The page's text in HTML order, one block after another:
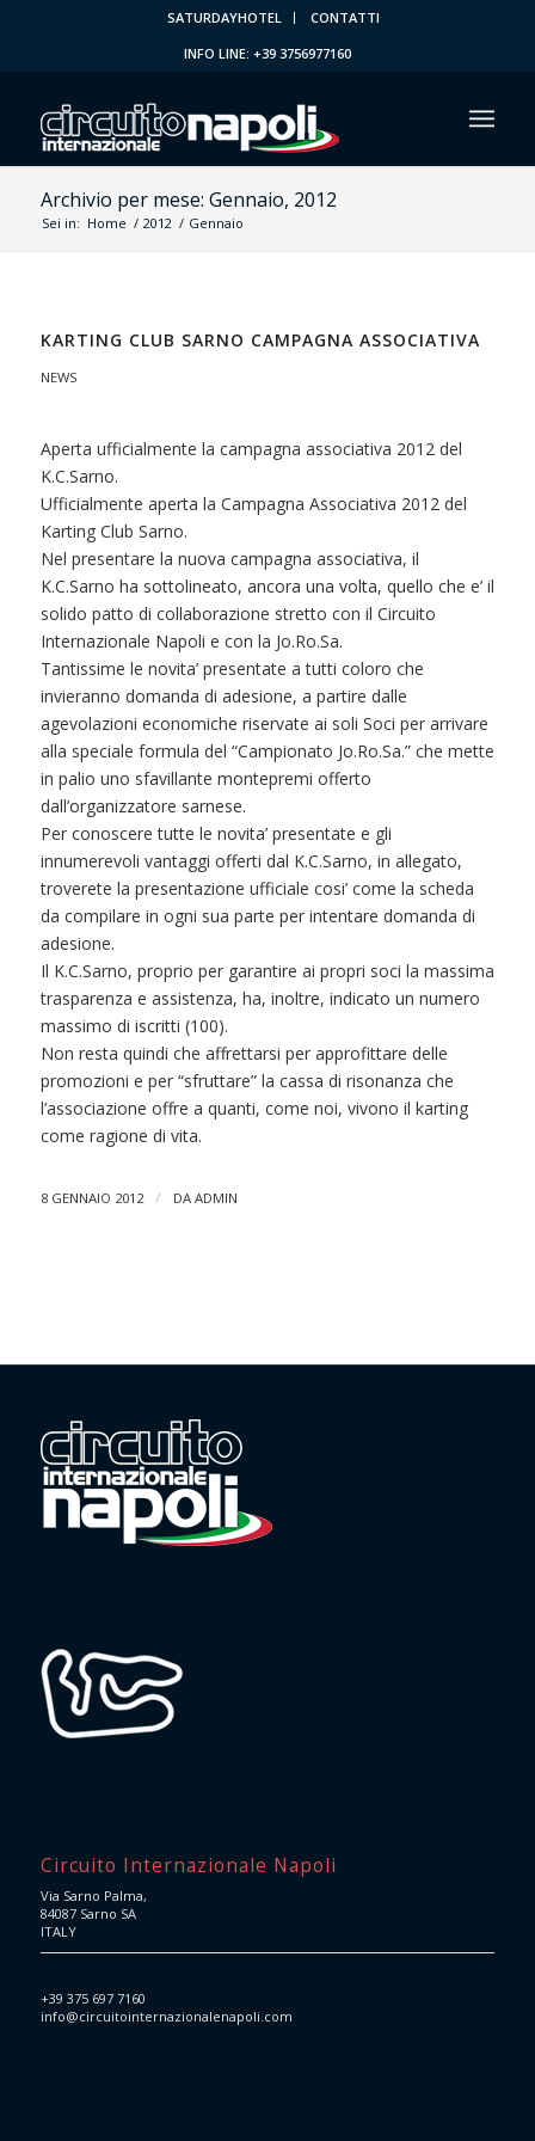
SATURDAYHOTEL
CONTATTI
INFO LINE: +39 3756977160
Archivio per mese: Gennaio, 2012
Sei in: Home / 2012 / Gennaio
KARTING CLUB SARNO CAMPAGNA ASSOCIATIVA
NEWS
Aperta ufficialmente la campagna associativa 2012 del
K.C.Sarno.
Ufficialmente aperta la Campagna Associativa 2012 del
Karting Club Sarno.
Nel presentare la nuova campagna associativa, il
K.C.Sarno ha sottolineato, ancora una volta, quello che e’ il
solido patto di collaborazione stretto con il Circuito
Internazionale Napoli e con la Jo.Ro.Sa.
Tantissime le novita’ presentate a tutti coloro che
invieranno domanda di adesione, a partire dalle
agevolazioni economiche riservate ai soli Soci per arrivare
alla speciale formula del “Campionato Jo.Ro.Sa.” che mette
in palio uno sfavillante montepremi offerto
dall’organizzatore sarnese.
Per conoscere tutte le novita’ presentate e gli
innumerevoli vantaggi offerti dal K.C.Sarno, in allegato,
troverete la presentazione ufficiale cosi’ come la scheda
da compilare in ogni sua parte per intentare domanda di
adesione.
Il K.C.Sarno, proprio per garantire ai propri soci la massima
trasparenza e assistenza, ha, inoltre, indicato un numero
massimo di iscritti (100).
Non resta quindi che affrettarsi per approfittare delle
promozioni e per “sfruttare” la cassa di risonanza che
l’associazione offre a quanti, come noi, vivono il karting
come ragione di vita.
8 GENNAIO 2012 / DA ADMIN
Circuito Internazionale Napoli
Via Sarno Palma,
84087 Sarno SA
ITALY
+39 375 697 7160
info@circuitointernazionalenapoli.com